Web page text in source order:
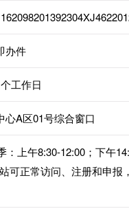
办件
工作日
A区01号综合窗口
上午8:30-12:00；下午
可正常访问、注册和申报